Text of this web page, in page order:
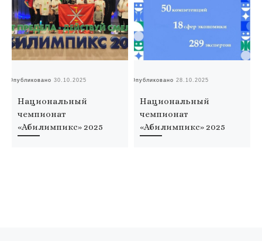
Опубликовано30.10.2025
Национальный
чемпионат
«Абилимпикс» 2025
Опубликовано28.10.2025
Национальный
чемпионат
«Абилимпикс» 2025